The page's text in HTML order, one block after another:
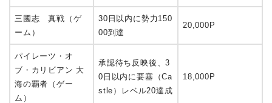
三國志 真戦（ゲ
ーム）
30日以内に勢力150
00到達
20,000P
パイレーツ・オ
ブ・カリビアン 大
海の覇者（ゲー
ム）
承認待ち反映後、3
0日以内に要塞（Ca
stle）レベル20達成
18,000P